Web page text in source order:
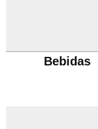
Bebidas